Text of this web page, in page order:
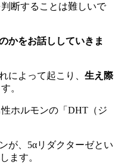
断することは難しいで
かをお話ししていきま
によって起こり、 生え際
。
ホルモンの「DHT（ジ
が、5αリダクターゼとい
ます。